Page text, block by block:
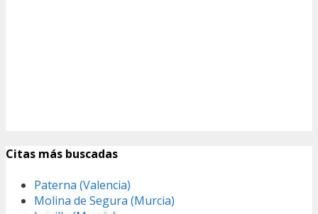
Citas más buscadas
Paterna (Valencia)
Molina de Segura (Murcia)